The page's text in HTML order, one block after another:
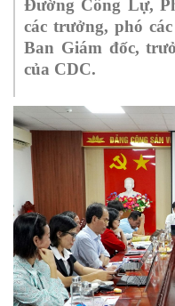
Đường Công Lự,
các trưởng, phó các
Ban Giám đốc, tr
của CDC.